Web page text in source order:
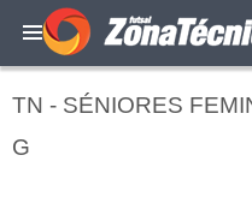
TN - SÉNIORES
G